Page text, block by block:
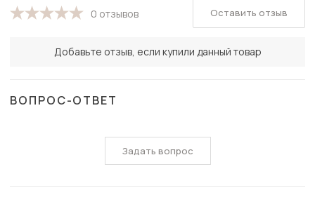
0 отзывов
Добавьте отзыв, если купили данный товар
Оставить отзыв
ВОПРОС-ОТВЕТ
Задать вопрос